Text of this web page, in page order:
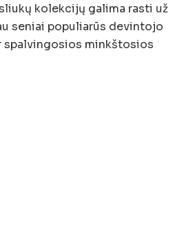
kolekcijų galima rasti už
seniai populiarūs devintojo
spalvingosios minkštosios